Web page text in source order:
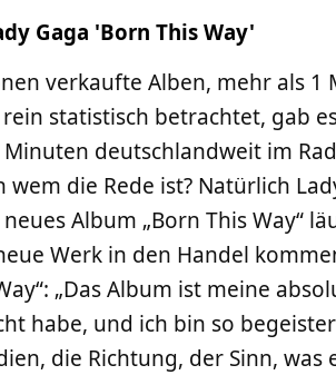
Gaga 'Born This Way'
verkaufte Alben, mehr als 1
statistisch betrachtet, gab
deutschlandweit im
wem die Rede ist? Natürlich
Album „Born This Way“
Werk in den Handel
„Das Album ist meine
habe, und ich bin so
die Richtung, der Sinn, was